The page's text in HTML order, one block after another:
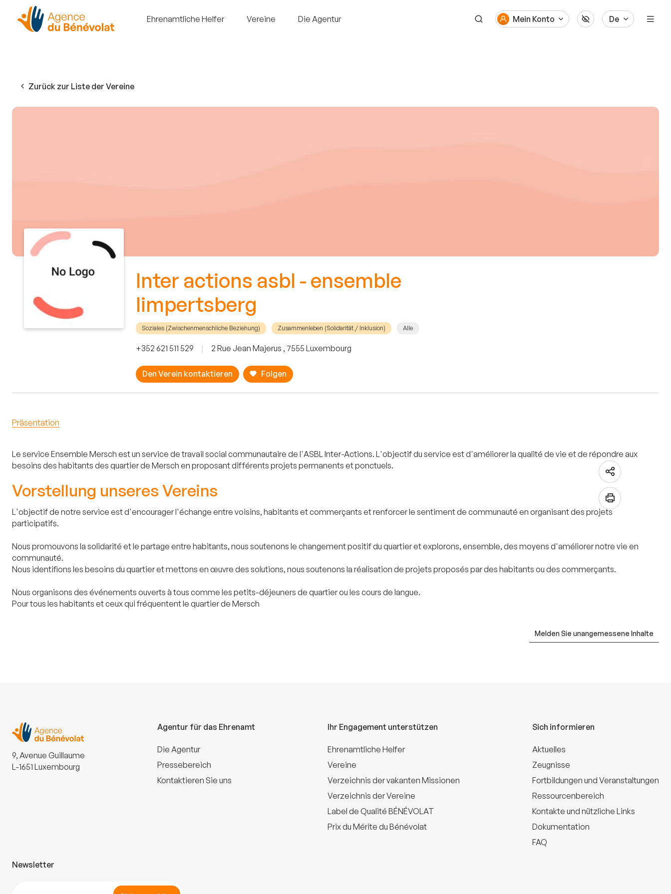
Ehrenamtliche Helfer Vereine Die Agentur Mein Konto De
Zurück zur Liste der Vereine
Inter actions asbl - ensemble
limpertsberg
Soziales (Zwischenmenschliche Beziehung) Zusammenleben (Solidarität / Inklusion) Alle
+352 621 511 529 | 2 Rue Jean Majerus , 7555 Luxembourg
Den Verein kontaktieren Folgen
Präsentation
Le service Ensemble Mersch est un service de travail social communautaire de l'ASBL Inter-Actions. L'objectif du service est d'améliorer la qualité de vie et de répondre aux
besoins des habitants des quartier de Mersch en proposant différents projets permanents et ponctuels.
Vorstellung unseres Vereins
L'objectif de notre service est d'encourager l'échange entre voisins, habitants et commerçants et renforcer le sentiment de communauté en organisant des projets
participatifs.
Nous promouvons la solidarité et le partage entre habitants, nous soutenons le changement positif du quartier et explorons, ensemble, des moyens d'améliorer notre vie en
communauté.
Nous identifions les besoins du quartier et mettons en œuvre des solutions, nous soutenons la réalisation de projets proposés par des habitants ou des commerçants.
Nous organisons des événements ouverts à tous comme les petits-déjeuners de quartier ou les cours de langue.
Pour tous les habitants et ceux qui fréquentent le quartier de Mersch
Melden Sie unangemessene Inhalte
9, Avenue Guillaume
L-1651 Luxembourg
Agentur für das Ehrenamt
Die Agentur
Pressebereich
Kontaktieren Sie uns
Ihr Engagement unterstützen
Ehrenamtliche Helfer
Vereine
Verzeichnis der vakanten Missionen
Verzeichnis der Vereine
Label de Qualité BÉNÉVOLAT
Prix du Mérite du Bénévolat
Sich informieren
Aktuelles
Zeugnisse
Fortbildungen und Veranstaltungen
Ressourcenbereich
Kontakte und nützliche Links
Dokumentation
FAQ
Newsletter